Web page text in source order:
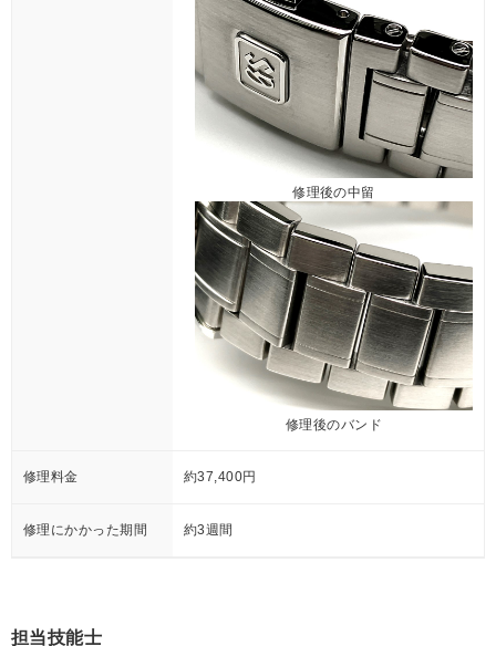
修理後の中留
修理後のバンド
修理料金 約37,400円
修理にかかった期間 約3週間
担当技能士